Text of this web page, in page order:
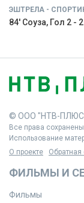
ЭШТРЕЛА -
84' Соуза, Гол 2 - 2
© ООО "НТВ-
Все права
Использование
О проекте
Обратная
ФИЛЬМЫ И
Фильмы